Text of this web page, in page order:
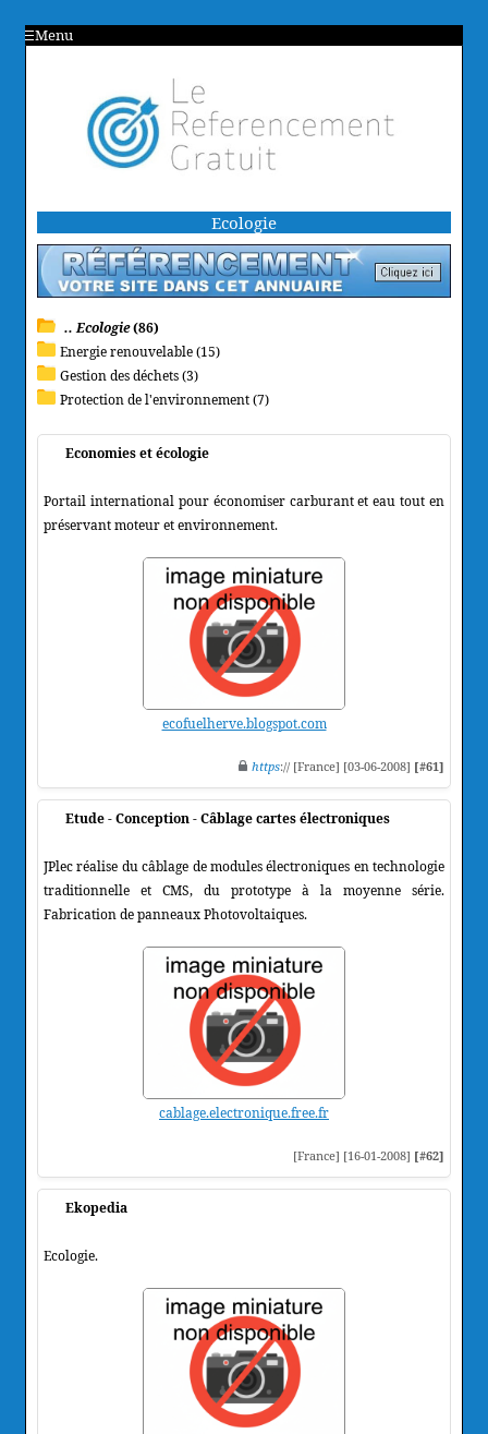
Menu
Ecologie
.. Ecologie(86)
Energie renouvelable (15)
Gestion des déchets (3)
Protection de l'environnement (7)
Economies et écologie
Portail international pour économiser carburant et eau tout en
préservant moteur et environnement.
ecofuelherve.blogspot.com
https:// [France] [03-06-2008] [#61]
Etude - Conception - Câblage cartes électroniques
JPlec réalise du câblage de modules électroniques en technologie
traditionnelle et CMS, du prototype à la moyenne série.
Fabrication de panneaux Photovoltaiques.
cablage.electronique.free.fr
[France] [16-01-2008] [#62]
Ekopedia
Ecologie.